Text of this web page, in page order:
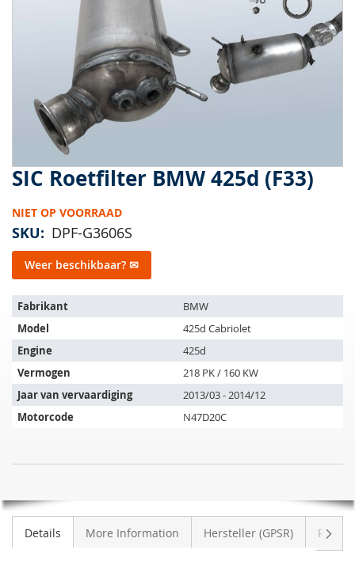
SIC Roetfilter BMW 425d (F33)
NIET OP VOORRAAD
SKU DPF-G3606S
Weer beschikbaar? ✉
Het
artikel
past
op
de
volgende
voertuigen:
Fabrikant
BMW
Model
425d Cabriolet
Engine
425d
Vermogen
218 PK / 160 KW
Jaar van vervaardiging
2013/03 - 2014/12
Motorcode
N47D20C
BMW
425d
(F33)
VOORRAAD
afbeeldingen-
Ga
naar
het
begin
van
de
afbeeldingen-
gallerij
Details More Information Hersteller (GPSR)